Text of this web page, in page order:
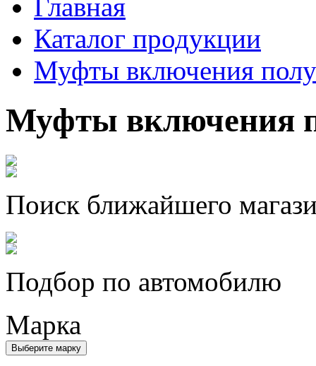
Главная
Каталог продукции
Муфты включения
Муфты включения
Поиск ближайшего
Подбор по автомобилю
Марка
Выберите марку